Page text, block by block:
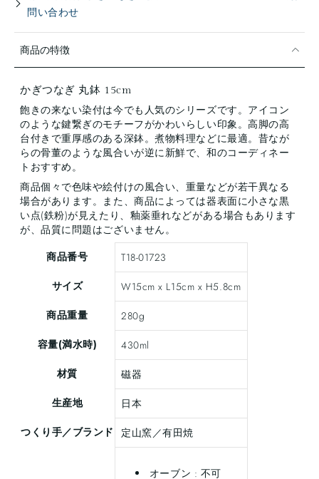
問い合わせ
商品の特徴
かぎつなぎ 丸鉢 15cm
飽きの来ない染付は今でも人気のシリーズです。アイコン
のような鍵繋ぎのモチーフがかわいらしい印象。高脚の高
台付きで重厚感のある深鉢。煮物料理などに最適。昔なが
らの骨董のような風合いが逆に新鮮で、和のコーディネー
トおすすめ。
商品個々で色味や絵付けの風合い、重量などが若干異なる
場合があります。また、商品によっては器表面に小さな黒
い点(鉄粉)が見えたり、釉薬垂れなどがある場合もあります
が、品質に問題はございません。
商品番号
T18-01723
サイズ
W15cm x L15cm x H5.8cm
商品重量
280g
容量(満水時)
430ml
材質
磁器
生産地
日本
つくり手／ブランド 定山窯／有田焼
オーブン : 不可